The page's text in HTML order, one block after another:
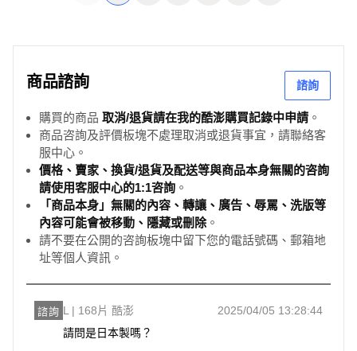
商品諮詢 諮詢
購買的商品 取消/退貨請在我的酷澎購買記錄中申請 。
商品咨詢及評價板塊不處理取消或退貨事宜，請聯絡客
服中心。
價格、賣家、換貨/退貨及配送等與商品本身無關的咨詢
請使用客服中心的1:1咨詢 。
「商品本身」無關的內容、轉讓、廣告、辱罵、洗版等
內容可能會被移動、隱藏或刪除。
請不要在公開的咨詢板塊中留下您的電話號碼、郵箱地
址等個人資訊。
諮詢 L | 168片 酷澎
2025/04/05 13:28:44
請問是日本製嗎？